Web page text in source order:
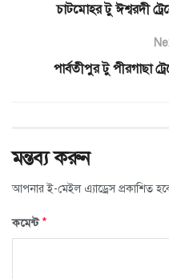
চাটমোহর টু ঈশ্বরদী
পার্বতীপুর টু পীরগাছা
মন্তব্য করুন
আপনার ই-মেইল এ্যাড্রেস প্রকাশিত
কমেন্ট*